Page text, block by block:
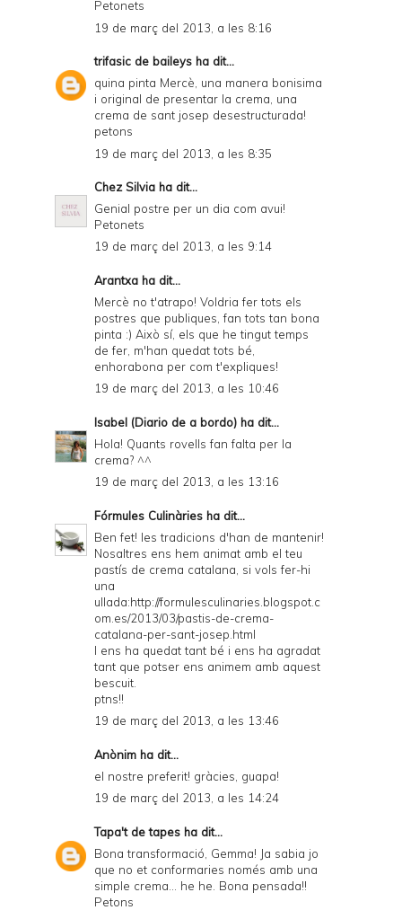
l
y
a
n
d
Petonets
19 de març del 2013, a les 8:16
trifasic de baileys ha dit...
quina pinta Mercè, una manera bonisima
i original de presentar la crema, una
crema de sant josep desestructurada!
petons
19 de març del 2013, a les 8:35
Chez Silvia ha dit...
Genial postre per un dia com avui!
Petonets
19 de març del 2013, a les 9:14
Arantxa ha dit...
Mercè no t'atrapo! Voldria fer tots els
postres que publiques, fan tots tan bona
pinta :) Això sí, els que he tingut temps
de fer, m'han quedat tots bé,
enhorabona per com t'expliques!
19 de març del 2013, a les 10:46
Isabel (Diario de a bordo) ha dit...
Hola! Quants rovells fan falta per la
crema? ^^
19 de març del 2013, a les 13:16
Fórmules Culinàries ha dit...
Ben fet! les tradicions d'han de mantenir!
Nosaltres ens hem animat amb el teu
pastís de crema catalana, si vols fer-hi
una
ullada:http://formulesculinaries.blogspot.c
om.es/2013/03/pastis-de-crema-
catalana-per-sant-josep.html
I ens ha quedat tant bé i ens ha agradat
tant que potser ens animem amb aquest
bescuit.
ptns!!
19 de març del 2013, a les 13:46
Anònim ha dit...
el nostre preferit! gràcies, guapa!
19 de març del 2013, a les 14:24
Tapa't de tapes ha dit...
Bona transformació, Gemma! Ja sabia jo
que no et conformaries només amb una
simple crema... he he. Bona pensada!!
Petons